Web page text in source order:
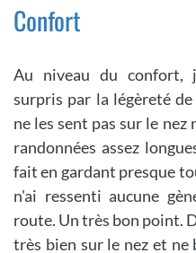
Confort
Au niveau du confort,
surpris par la légèreté
ne les sent pas sur le
randonnées assez
fait en gardant presque
n'ai ressenti aucune
route. Un très bon point.
très bien sur le nez et ne